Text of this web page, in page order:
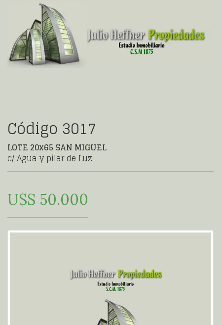
Código 3017
LOTE 20x65 SAN MIGUEL
c/ Agua y pilar de Luz
U$S 50.000